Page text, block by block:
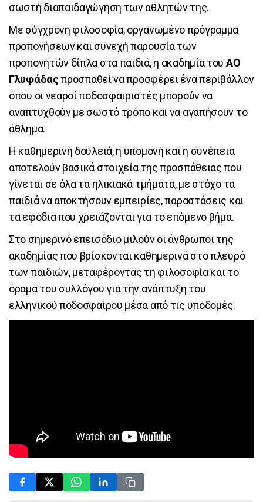
σωστή διαπαιδαγώγηση των αθλητών της.
Με σύγχρονη φιλοσοφία, οργανωμένο πρόγραμμα
προπονήσεων και συνεχή παρουσία των
προπονητών δίπλα στα παιδιά, η ακαδημία του ΑΟ
Γλυφάδαςπροσπαθεί να προσφέρει ένα περιβάλλον
όπου οι νεαροί ποδοσφαιριστές μπορούν να
αναπτυχθούν με σωστό τρόπο και να αγαπήσουν το
άθλημα.
Η καθημερινή δουλειά, η υπομονή και η συνέπεια
αποτελούν βασικά στοιχεία της προσπάθειας που
γίνεται σε όλα τα ηλικιακά τμήματα, με στόχο τα
παιδιά να αποκτήσουν εμπειρίες, παραστάσεις και
τα εφόδια που χρειάζονται για το επόμενο βήμα.
Στο σημερινό επεισόδιο μιλούν οι άνθρωποι της
ακαδημίας που βρίσκονται καθημερινά στο πλευρό
των παιδιών, μεταφέροντας τη φιλοσοφία και το
όραμα του συλλόγου για την ανάπτυξη του
ελληνικού ποδοσφαίρου μέσα από τις υποδομές.